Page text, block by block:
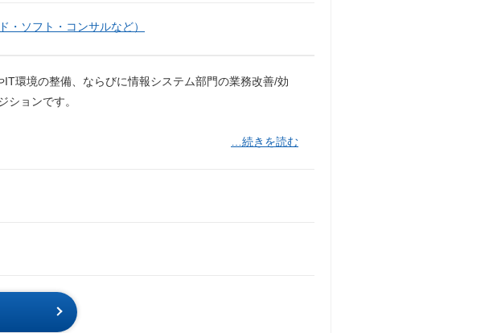
・ソフト・コンサルなど）
環境の整備、ならびに情報システム部門の業務改善/効
ションです。
…続きを読む